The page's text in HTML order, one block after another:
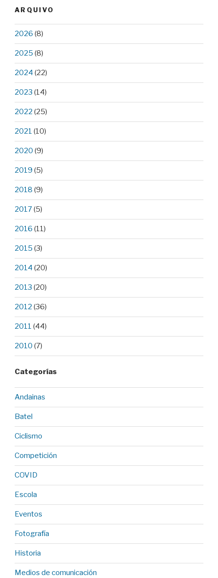
ARQUIVO
2026 (8)
2025 (8)
2024 (22)
2023 (14)
2022 (25)
2021 (10)
2020 (9)
2019 (5)
2018 (9)
2017(5)
2016 (11)
2015 (3)
2014 (20)
2013 (20)
2012 (36)
2011 (44)
2010 (7)
Categorías
Andainas
Batel
Ciclismo
Competición
COVID
Escola
Eventos
Fotografía
Historia
Medios de comunicación